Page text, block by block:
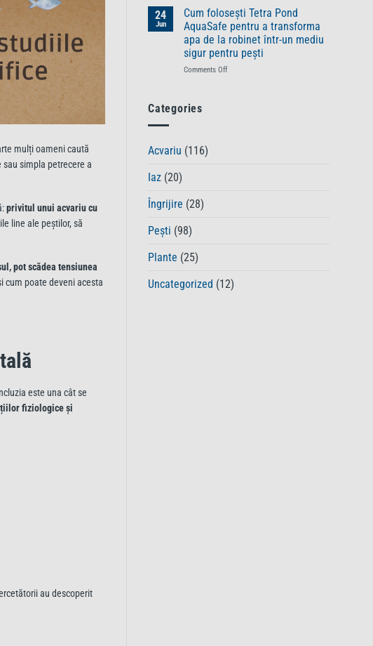
mulți oameni caută
simpla petrecere a
privitul unui acvariu cu
line ale peștilor, să
pot scădea tensiunea
cum poate deveni acesta
este una cât se
fiziologice și
au descoperit
sănătoși
plini
de
vitalitate
știi
despre
Tetra
Pond
PlantaMin
tulbure
iaz?
Cum
te
ajută
24
Jun
Cum folosești Tetra Pond
AquaSafe pentru a transforma
apa de la robinet într-un mediu
sigur pentru pești
Comments Offon
pești
Categories
Acvariu (116)
Iaz (20)
Îngrijire (28)
Pești (98)
Plante (25)
Uncategorized (12)